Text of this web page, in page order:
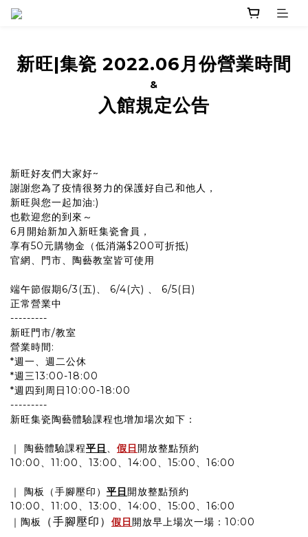
新旺|集瓷 2022.06月份營業時間
&
入館規定公告
新旺好友們大家好~
謝謝您為了疫情很努力的保護好自己和他人，
新旺與您一起加油:)
也歡迎您的到來～
6月開始新加入新旺集瓷會員，
享有50元購物金（低消滿$200可折抵)
官網、門市、陶藝教室皆可使用
端午節假期6/3(五)、 6/4(六) 、 6/5(日)
正常營業中
---------
新旺門市/教室
營業時間:
*週一、週二公休
*週三13:00-18:00
*週四到周日10:00-18:00
---------
新旺集瓷陶藝體驗課程也增加場次如下：
｜ 陶藝體驗課程平日 、 假日開放整點預約
10:00、11:00、13:00、14:00、15:00、16:00
｜ 陶板（手腳壓印） 平日開放整點預約
10:00、11:00、13:00、14:00、15:00、16:00
｜陶板
（手腳壓印） 假日開放早上場次一場：10:00